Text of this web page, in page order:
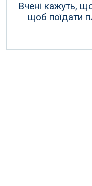
Вчені кажуть,
щоб поїдати